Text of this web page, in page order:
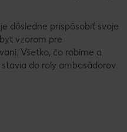
dôsledne prispôsobiť svoje
vzorom pre
Všetko, čo robíme a
do roly ambasádorov